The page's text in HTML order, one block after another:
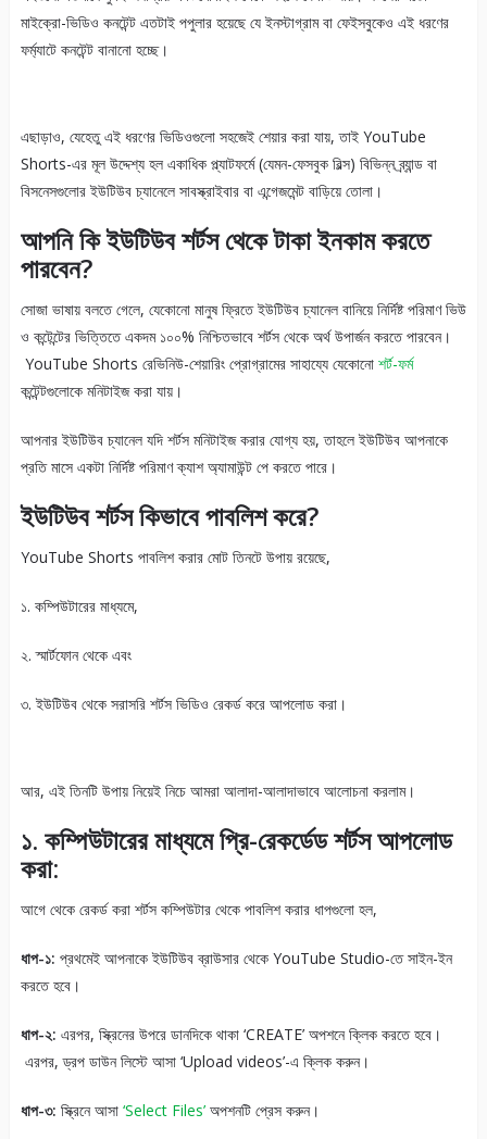
মাইক্রো-ভিডিও কনটেন্ট এতটাই পপুলার হয়েছে যে ইনস্টাগ্রাম বা ফেইসবুকেও এই ধরণের
ফর্ম্যাটে কনটেন্ট বানানো হচ্ছে।
এছাড়াও, যেহেতু এই ধরণের ভিডিওগুলো সহজেই শেয়ার করা যায়, তাই YouTube
Shorts-এর মূল উদ্দেশ্য হল একাধিক প্ল্যাটফর্মে (যেমন-ফেসবুক রিল্স) বিভিন্ন ব্র্যান্ড বা
বিসনেসগুলোর ইউটিউব চ্যানেলে সাবস্ক্রাইবার বা এন্গেজমেন্ট বাড়িয়ে তোলা।
আপনি কি ইউটিউব শর্টস থেকে টাকা ইনকাম করতে
পারবেন?
সোজা ভাষায় বলতে গেলে, যেকোনো মানুষ ফ্রিতে ইউটিউব চ্যানেল বানিয়ে নির্দিষ্ট পরিমাণ ভিউ
ও কন্টেন্টের ভিত্তিতে একদম ১০০% নিশ্চিতভাবে শর্টস থেকে অর্থ উপার্জন করতে পারবেন।
YouTube Shorts রেভিনিউ-শেয়ারিং প্রোগ্রামের সাহায্যে যেকোনো শর্ট-ফর্ম
কন্টেন্টগুলোকে মনিটাইজ করা যায়।
আপনার ইউটিউব চ্যানেল যদি শর্টস মনিটাইজ করার যোগ্য হয়, তাহলে ইউটিউব আপনাকে
প্রতি মাসে একটা নির্দিষ্ট পরিমাণ ক্যাশ অ্যামাউন্ট পে করতে পারে।
ইউটিউব শর্টস কিভাবে পাবলিশ করে?
YouTube Shorts পাবলিশ করার মোট তিনটে উপায় রয়েছে,
১. কম্পিউটারের মাধ্যমে,
২. স্মার্টফোন থেকে এবং
৩. ইউটিউব থেকে সরাসরি শর্টস ভিডিও রেকর্ড করে আপলোড করা।
আর, এই তিনটি উপায় নিয়েই নিচে আমরা আলাদা-আলাদাভাবে আলোচনা করলাম।
১. কম্পিউটারের মাধ্যমে প্রি-রেকর্ডেড শর্টস আপলোড
করা:
আগে থেকে রেকর্ড করা শর্টস কম্পিউটার থেকে পাবলিশ করার ধাপগুলো হল,
ধাপ-১: প্রথমেই আপনাকে ইউটিউব ব্রাউসার থেকে YouTube Studio-তে সাইন-ইন
করতে হবে।
ধাপ-২: এরপর, স্ক্রিনের উপরে ডানদিকে থাকা ‘CREATE’ অপশনে ক্লিক করতে হবে।
এরপর, ড্রপ ডাউন লিস্টে আসা ‘Upload videos’-এ ক্লিক করুন।
ধাপ-৩: স্ক্রিনে আসা ‘Select Files’অপশনটি প্রেস করুন।